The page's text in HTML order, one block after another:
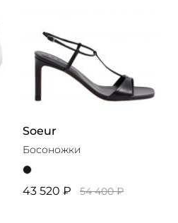
Soeur
Босоножки
43 520 ₽ 54 400 ₽